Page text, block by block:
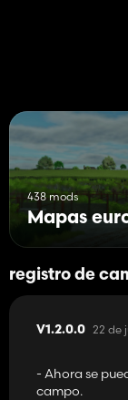
438 mods
Mapas
registro de
V1.2.0.0 22 de
- Ahora se
campo.